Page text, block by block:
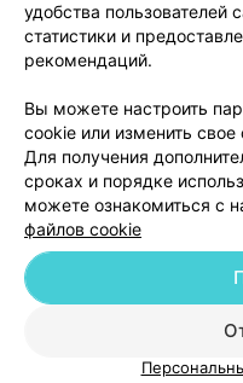
Написать
Обработка
© 2026 ООО «Артокс Лаб», УНП
Служба
удобства пользователей
статистики и
рекомендаций.
Вы можете настроить
cookie или изменить свое
Для получения
сроках и порядке
можете ознакомиться с
файлов cookie